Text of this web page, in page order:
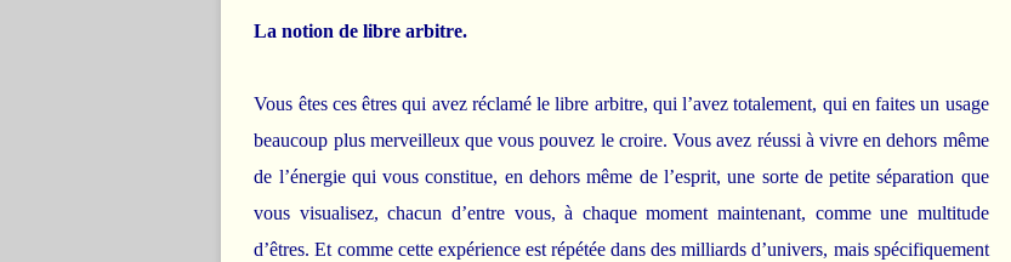
La notion de libre arbitre.
Vous êtes ces êtres qui avez réclamé le libre arbitre, qui l’avez totalement, qui en faites un usage
beaucoup plus merveilleux que vous pouvez le croire. Vous avez réussi à vivre en dehors même
de l’énergie qui vous constitue, en dehors même de l’esprit, une sorte de petite séparation que
vous visualisez, chacun d’entre vous, à chaque moment maintenant, comme une multitude
d’êtres. Et comme cette expérience est répétée dans des milliards d’univers, mais spécifiquement